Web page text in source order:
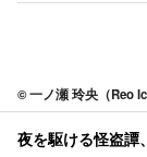
© 一ノ瀬 玲央（Reo
夜を駆ける怪盗譚